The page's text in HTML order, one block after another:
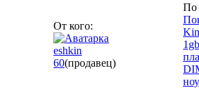
От кого:
eshkin
60(продавец)
По